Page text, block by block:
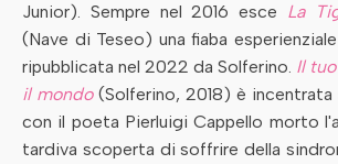
Junior). Sempre nel 2016 esce La
(Nave di Teseo) una fiaba
ripubblicata nel 2022 da Solferino. Il
il mondo(Solferino, 2018) è incentrata
con il poeta Pierluigi Cappello morto
tardiva scoperta di soffrire della